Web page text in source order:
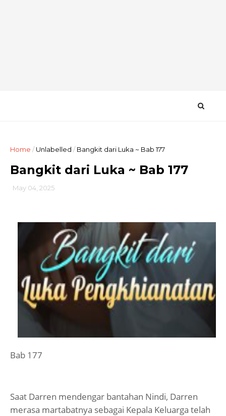
Home /Unlabelled / Bangkit dari Luka ~ Bab 177
Bangkit dari Luka ~ Bab 177
May 04, 2025
Bab 177
Saat Darren mendengar bantahan Nindi, Darren
merasa martabatnya sebagai Kepala Keluarga telah